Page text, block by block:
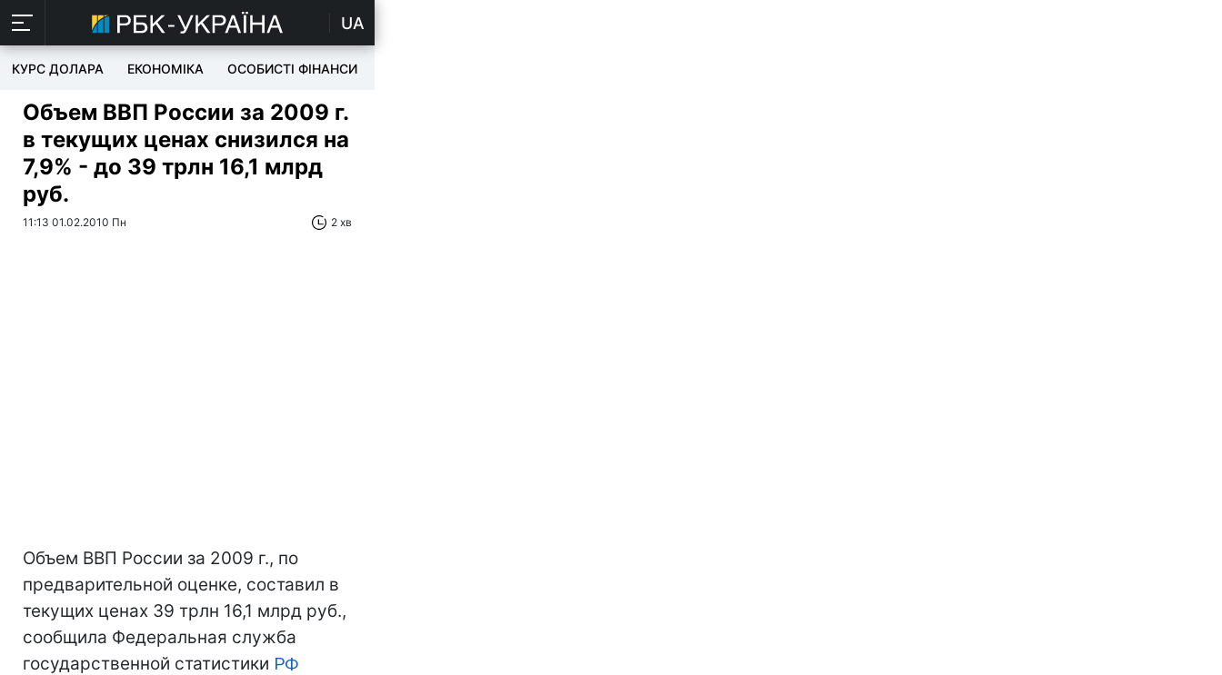
UA
КУРС ДОЛАРА ЕКОНОМІКА ОСОБИСТІ ФІНАНСИ
Объем ВВП России за 2009 г.
в текущих ценах снизился на
7,9% - до 39 трлн 16,1 млрд
руб.
11:13 01.02.2010 Пн 2 хв
Объем ВВП России за 2009 г., по
предварительной оценке, составил в
текущих ценах 39 трлн 16,1 млрд руб.,
сообщила Федеральная служба
государственной статистики РФ